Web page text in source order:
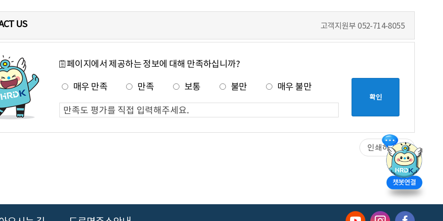
US 고객지원부 052-714-8055
페이지에서 제공하는 정보에 대해 만족하십니까?
매우 만족
만족 보통 불만 매우 불만
인쇄하기